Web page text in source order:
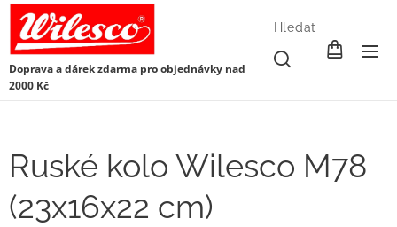
Doprava a dárek zdarma pro objednávky nad
2000 Kč
Hledat
Ruské kolo Wilesco M78
(23x16x22 cm)